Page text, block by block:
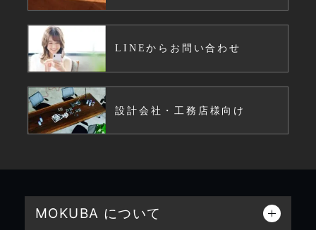
LINEからお問い合わせ
設計会社・工務店様向け
MOKUBA について